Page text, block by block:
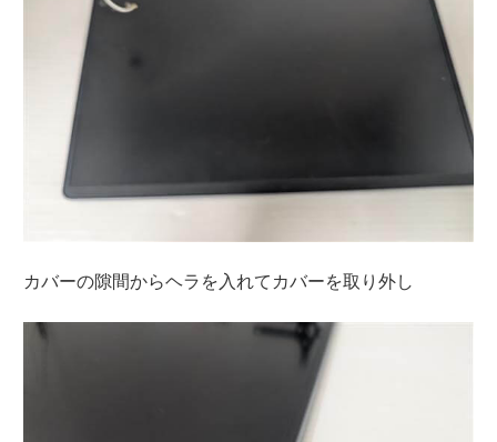
カバーの隙間からヘラを入れてカバーを取り外し